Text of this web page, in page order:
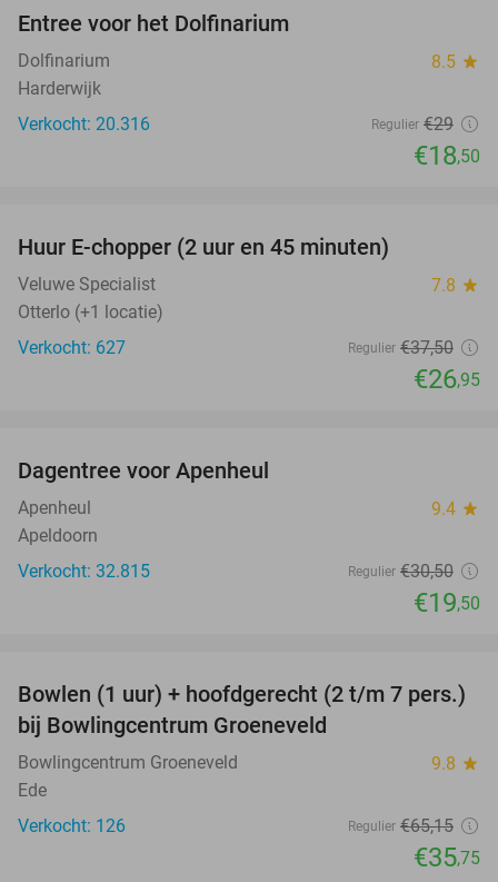
Entree voor het Dolfinarium
Dolfinarium 8.5 star
Harderwijk
Verkocht: 20.316
Regulier €29
€18,50
Huur E-chopper (2 uur en 45 minuten)
Veluwe Specialist 7.8 star
Otterlo (+1 locatie)
Verkocht: 627
Regulier €37,50
€26,95
Dagentree voor Apenheul
Apenheul 9.4 star
Apeldoorn
Verkocht: 32.815
Regulier €30,50
€19,50
45%
Bowlen (1 uur) + hoofdgerecht (2 t/m 7 pers.)
bij Bowlingcentrum Groeneveld
Bowlingcentrum Groeneveld 9.8 star
Ede
Verkocht: 126
Regulier €65,15
€35,75